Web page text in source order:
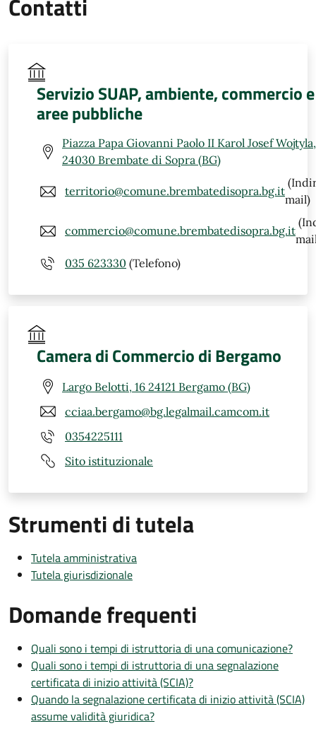
Contatti
Servizio SUAP, ambiente, commercio e
aree pubbliche
Piazza Papa Giovanni Paolo II Karol Josef
24030 Brembate di Sopra (BG)
territorio@comune.brembatedisopra.bg.it
mail)
commercio@comune.brembatedisopra.bg.it
035 623330 (Telefono)
Camera di Commercio di Bergamo
Largo Belotti, 16 24121 Bergamo (BG)
cciaa.bergamo@bg.legalmail.camcom.it
0354225111
Sito istituzionale
Strumenti di tutela
Tutela amministrativa
Tutela giurisdizionale
Domande frequenti
Quali sono i tempi di istruttoria di una comunicazione?
Quali sono i tempi di istruttoria di una segnalazione
certificata di inizio attività (SCIA)?
Quando la segnalazione certificata di inizio attività (SCIA)
assume validità giuridica?